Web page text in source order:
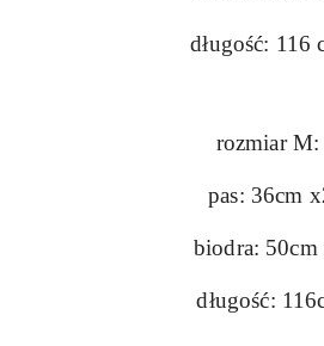
długość: 116
rozmiar M:
pas: 36cm
biodra: 50cm
długość: